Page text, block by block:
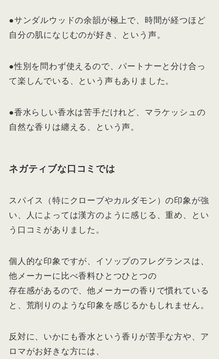
●サンダルウッドの余韻が極上で、時間が経つほど
自分の肌になじむのが好き、という声。
●性別を問わず使えるので、パートナーと分け合っ
て楽しんでいる、という声もありました。
●香水らしい香水は苦手だけれど、マラケッシュの
自然な香りは纏える、という声。
ネガティブな口コミでは
スパイス（特にクローブやカルダモン）の印象が強
い、人によっては漢方のように感じる、重め、とい
う口コミがありました。
個人的な印象ですが、イソップのフレグランスは、
他メーカーに比べ香料ひとつひとつの
存在感があるので、他メーカーの香りで慣れている
と、荒削りのような印象を感じるかもしれません。
反対に、いかにも香水という香りが苦手な方や、ア
ロマがお好きな方には、